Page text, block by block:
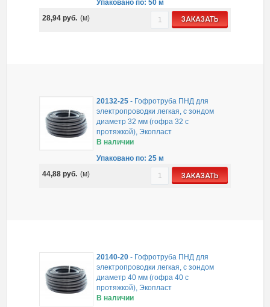
Упаковано по: 50 м
28,94 руб. (м) ЗАКАЗАТЬ
20132-25- Гофротруба ПНД для
электропроводки легкая, с зондом
диаметр 32 мм (гофра 32 с
протяжкой), Экопласт
В наличии
Упаковано по: 25 м
44,88 руб. (м) ЗАКАЗАТЬ
20140-20- Гофротруба ПНД для
электропроводки легкая, с зондом
диаметр 40 мм (гофра 40 с
протяжкой), Экопласт
В наличии